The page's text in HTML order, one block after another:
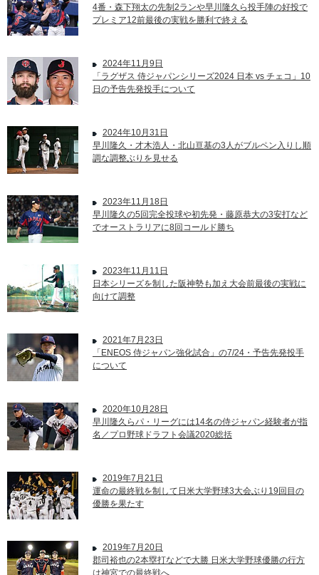
4番・森下翔太の先制2ランや早川隆久ら投手陣の好投で
プレミア12前最後の実戦を勝利で終える
2024年11月9日
「ラグザス 侍ジャパンシリーズ2024 日本 vs チェコ」10
日の予告先発投手について
2024年10月31日
早川隆久・才木浩人・北山亘基の3人がブルペン入りし順
調な調整ぶりを見せる
2023年11月18日
早川隆久の5回完全投球や初先発・藤原恭大の3安打など
でオーストラリアに8回コールド勝ち
2023年11月11日
日本シリーズを制した阪神勢も加え大会前最後の実戦に
向けて調整
2021年7月23日
「ENEOS 侍ジャパン強化試合」の7/24・予告先発投手
について
2020年10月28日
早川隆久らパ・リーグには14名の侍ジャパン経験者が指
名／プロ野球ドラフト会議2020総括
2019年7月21日
運命の最終戦を制して日米大学野球3大会ぶり19回目の
優勝を果たす
2019年7月20日
郡司裕也の2本塁打などで大勝 日米大学野球優勝の行方
は神宮での最終戦へ